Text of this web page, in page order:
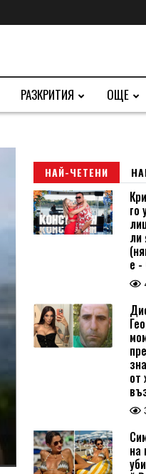
РАЗКРИТИЯ ОЩЕ
НАЙ-ЧЕТЕНИ
го
ли
е
от
на